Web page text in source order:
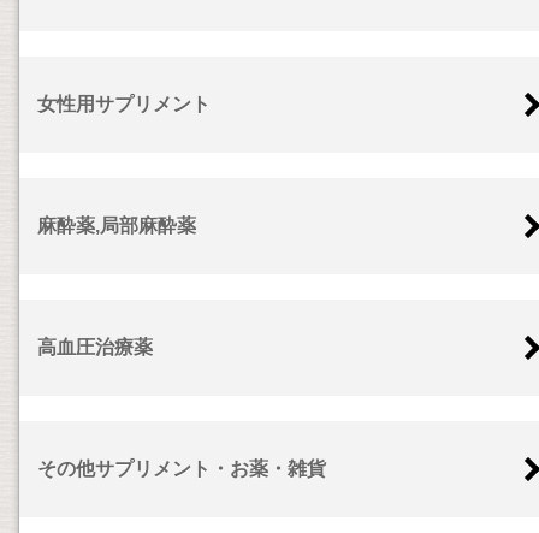
女性用サプリメント
麻酔薬,局部麻酔薬
高血圧治療薬
その他サプリメント・お薬・雑貨